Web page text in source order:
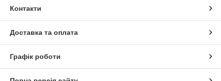
Контакти
Доставка та оплата
Графік роботи